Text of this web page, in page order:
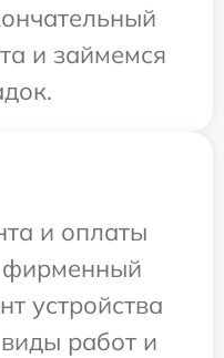
и займемся
и оплаты
фирменный
устройства
работ и